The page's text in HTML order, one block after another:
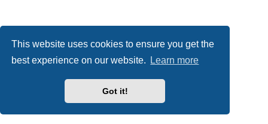
This website uses cookies to ensure you get the
best experience on our website.
Learn more
Got it!